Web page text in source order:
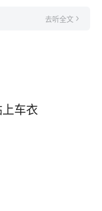
去听全文
车衣